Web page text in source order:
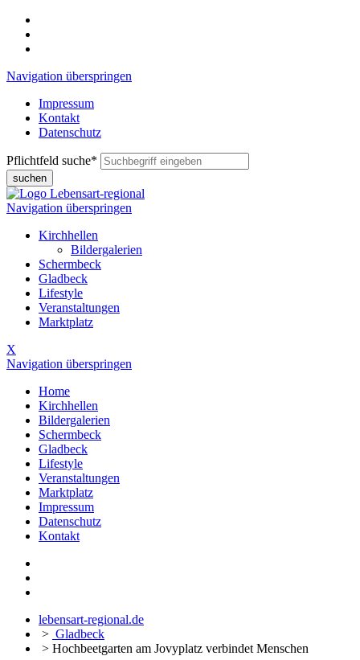
Navigation überspringen
Impressum
Kontakt
Datenschutz
Pflichtfeld suche*
suchen
Navigation überspringen
Kirchhellen
Bildergalerien
Schermbeck
Gladbeck
Lifestyle
Veranstaltungen
Marktplatz
X
Navigation überspringen
Home
Kirchhellen
Bildergalerien
Schermbeck
Gladbeck
Lifestyle
Veranstaltungen
Marktplatz
Impressum
Datenschutz
Kontakt
lebensart-regional.de
> Gladbeck
> Hochbeetgarten am Jovyplatz verbindet Menschen